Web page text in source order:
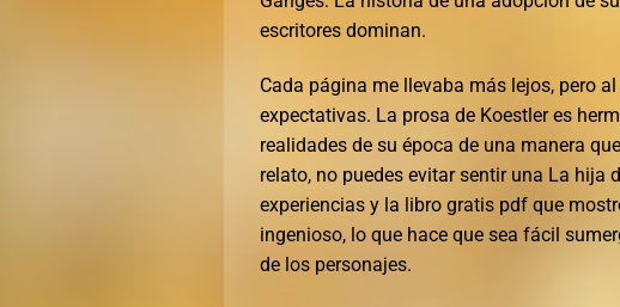
escritores dominan.
Cada página me llevaba más lejos, pero
expectativas. La prosa de Koestler es
realidades de su época de una manera
relato, no puedes evitar sentir una La hija
experiencias y la libro gratis pdf que
ingenioso, lo que hace que sea fácil
de los personajes.